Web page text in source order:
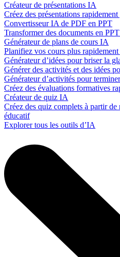
Créateur de présentations IA
Créez des présentations
Convertisseur IA de PDF en PPT
Transformer des documents en
Générateur de plans de cours IA
Planifiez vos cours plus rapidement
Générateur d’idées pour briser la
Générer des activités et des idées
Générateur d’activités pour
Créez des évaluations formatives
Créateur de quiz IA
Créez des quiz complets à partir de
éducatif
Explorer tous les outils d’IA